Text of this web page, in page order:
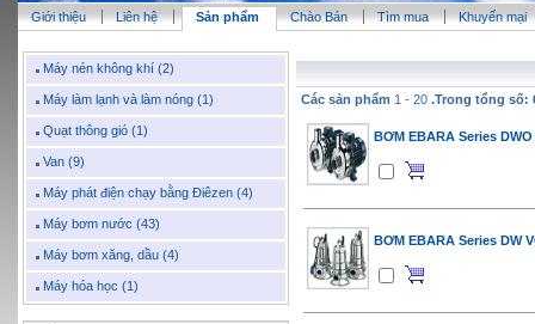
Giới thiệu Liên hệ Sản phẩm Chào Bán Tìm mua Khuyến mại
Máy nén không khí (2)
Máy làm lạnh và làm nóng (1)
Quạt thông gió (1)
Van (9)
Máy phát điện chạy bằng Điêzen (4)
Máy bơm nước (43)
Máy bơm xăng, dầu (4)
Máy hóa học (1)
Các sản phẩm 1 - 20 .Trong tổng số:
BƠM EBARA Series DWO
BƠM EBARA Series DW